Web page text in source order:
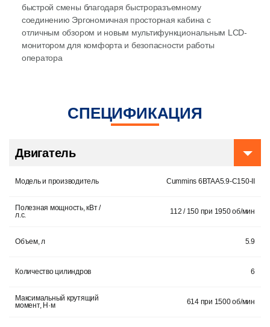
быстрой смены благодаря быстроразъемному
соединению Эргономичная просторная кабина с
отличным обзором и новым мультифункциональным LCD-
монитором для комфорта и безопасности работы
оператора
СПЕЦИФИКАЦИЯ
Двигатель
Модель и производитель Cummins 6BTAA5.9-C150-II
Полезная мощность, кВт /
л.с.
112 / 150 при 1950 об/мин
Объем, л 5.9
Количество цилиндров 6
Максимальный крутящий
момент, Н·м
614 при 1500 об/мин